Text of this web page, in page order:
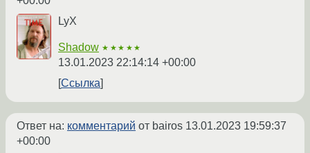
LyX
Shadow ★★★★★
13.01.2023 22:14:14 +00:00
Ссылка
Ответ на: комментарий от bairos 13.01.2023 19:59:37
+00:00